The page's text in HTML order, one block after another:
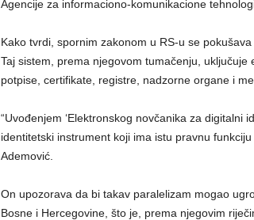
Agencije za informaciono-komunikacione
Kako tvrdi, spornim zakonom u RS-u se
Taj sistem, prema njegovom tumačenju,
potpise, certifikate, registre, nadzorne organe i
“Uvođenjem ‘Elektronskog novčanika za digitalni
identitetski instrument koji ima istu pravnu
Ademović.
On upozorava da bi takav paralelizam mogao
Bosne i Hercegovine, što je, prema njegovim